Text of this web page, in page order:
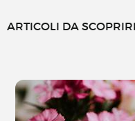
ARTICOLI DA